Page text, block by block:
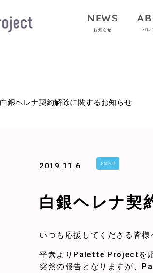
NEWS
お知らせ パレ
白銀ヘレナ契約解除に関するお知らせ
2019.11.6 お知らせ
白銀ヘレナ契
いつも応援してくださる皆様
平素よりPalette Projectを応
突然の報告となりますが、